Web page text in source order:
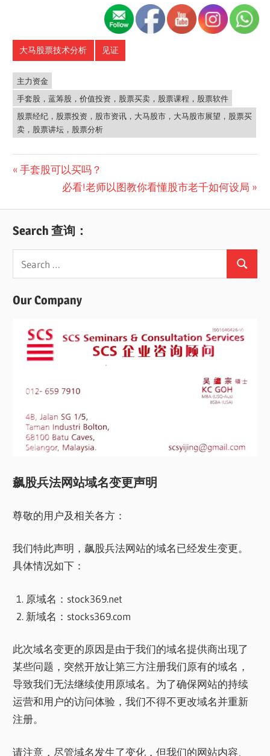
大马股票技术分析 见证
主力资金
手套股，蓝筹股，价值投资，股票买卖，股票课程，股票软件
股票经纪，股票投资，股市资讯，大马股市，大马股市展望，股票买
卖，股票讲坛，股票分析
Post
navigation
Previous
手套股可以买吗？
Next
必看!老师以图教你看懂股市老千如何设局
Search 查询：
for:
Search
Our Company
飙股兵法网站域名变更声明
尊敬的用户及相关各方：
我们特此声明，飙股兵法网站的域名已经发生变更。
具体情况如下：
原域名：stock369.net
新域名：stocks369.com
此次域名变更的原因是由于我们的域名提供商出现了
某些问题，突然开放让第三方注册我们原有的域名，
导致我们无法继续使用原域名。为了确保网站的持续
运营和用户的访问体验，我们不得不更改域名并重新
注册。
请注意，尽管域名发生了变化，但我们的网站内容、